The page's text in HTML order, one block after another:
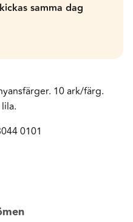
samma dag
10 ark/färg.
0101